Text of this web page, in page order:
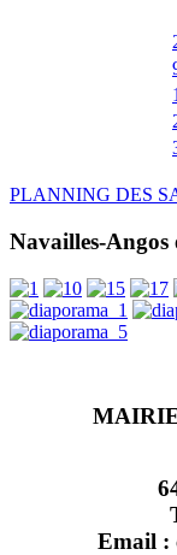
PLANNING DES
Navailles-Angos
Email :